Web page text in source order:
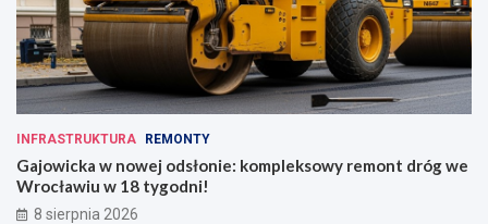
INFRASTRUKTURA REMONTY
Gajowicka w nowej odsłonie: kompleksowy remont dróg we
Wrocławiu w 18 tygodni!
8 sierpnia 2026